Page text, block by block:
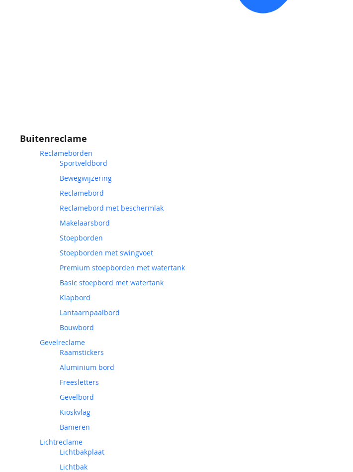
Buitenreclame
Reclameborden
Sportveldbord
Bewegwijzering
Reclamebord
Reclamebord met beschermlak
Makelaarsbord
Stoepborden
Stoepborden met swingvoet
Premium stoepborden met watertank
Basic stoepbord met watertank
Klapbord
Lantaarnpaalbord
Bouwbord
Gevelreclame
Raamstickers
Aluminium bord
Freesletters
Gevelbord
Kioskvlag
Banieren
Lichtreclame
Lichtbakplaat
Lichtbak